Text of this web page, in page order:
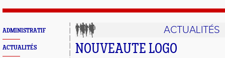
ADMINISTRATIF
ACTUALITÉS
ACTUALITÉS
NOUVEAUTE LOGO